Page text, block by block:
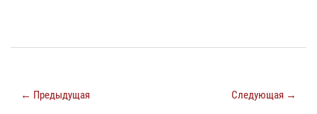
← Предыдущая Следующая →